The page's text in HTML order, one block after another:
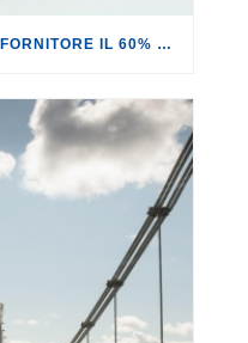
ENERGIA: CON IL CAMBIO FORNITORE IL 60% DEI CONTRATTI ANALIZZATI NON PORTA REALI VANTAGGI.